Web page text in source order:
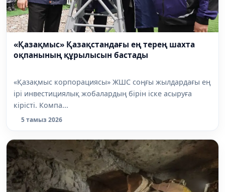
«Қазақмыс» Қазақстандағы ең терең шахта
оқпанының құрылысын бастады
«Қазақмыс корпорациясы» ЖШС соңғы жылдардағы ең
ірі инвестициялық жобалардың бірін іске асыруға
кірісті. Компа...
5 тамыз 2026